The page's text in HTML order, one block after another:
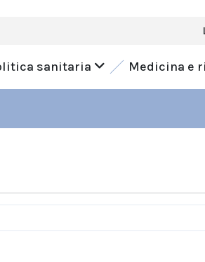
sanitaria Medicina e